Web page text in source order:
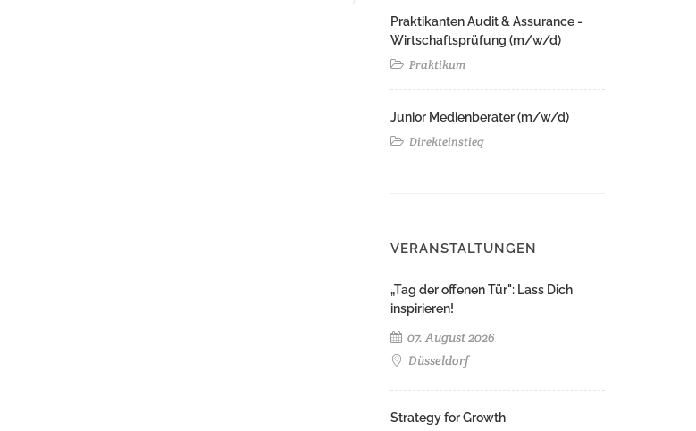
Praktikanten Audit & Assurance -
Wirtschaftsprüfung (m/w/d)
Praktikum
Junior Medienberater (m/w/d)
Direkteinstieg
VERANSTALTUNGEN
„Tag der offenen Tür": Lass Dich
inspirieren!
07. August 2026
Düsseldorf
Strategy for Growth